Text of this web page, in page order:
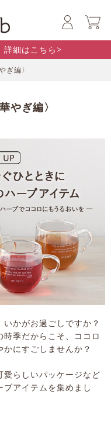
細はこちら>
ぎ編〉
やぎ編〉
かがお過ごしですか？
季だからこそ、ココロ
にすごしませんか？
らしいパッケージなど
ブアイテムを集めまし